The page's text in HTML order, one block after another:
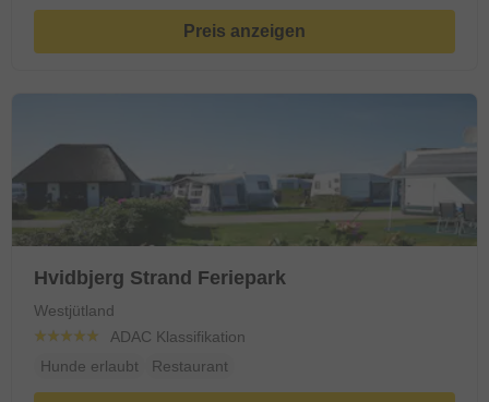
Preis anzeigen
Hvidbjerg Strand Feriepark
Westjütland
ADAC Klassifikation
Hunde erlaubt
Restaurant